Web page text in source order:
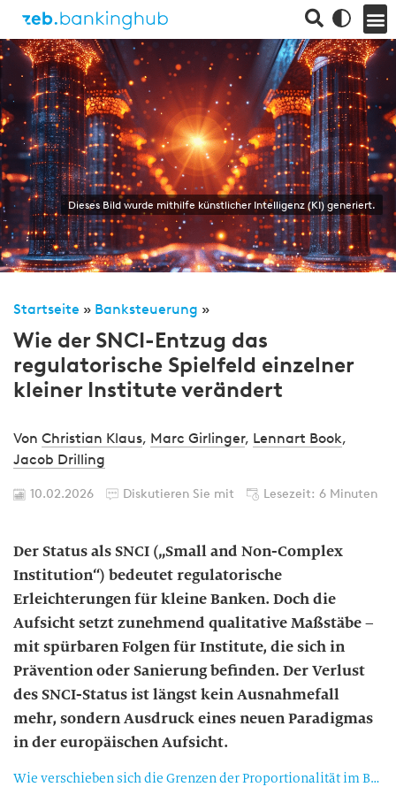
Dieses Bild wurde mithilfe künstlicher Intelligenz (KI) generiert.
Startseite » Banksteuerung »
Wie der SNCI-Entzug das
regulatorische Spielfeld einzelner
kleiner Institute verändert
Von Christian Klaus, Marc Girlinger, Lennart Book,
Jacob Drilling
10.02.2026 Diskutieren Sie mit Lesezeit: 6 Minuten
Der Status als SNCI („Small and Non-Complex
Institution“) bedeutet regulatorische
Erleichterungen für kleine Banken. Doch die
Aufsicht setzt zunehmend qualitative Maßstäbe –
mit spürbaren Folgen für Institute, die sich in
Prävention oder Sanierung befinden. Der Verlust
des SNCI-Status ist längst kein Ausnahmefall
mehr, sondern Ausdruck eines neuen Paradigmas
in der europäischen Aufsicht.
Wie verschieben sich die Grenzen der Proportionalität im Bankenaufsichtsrecht?